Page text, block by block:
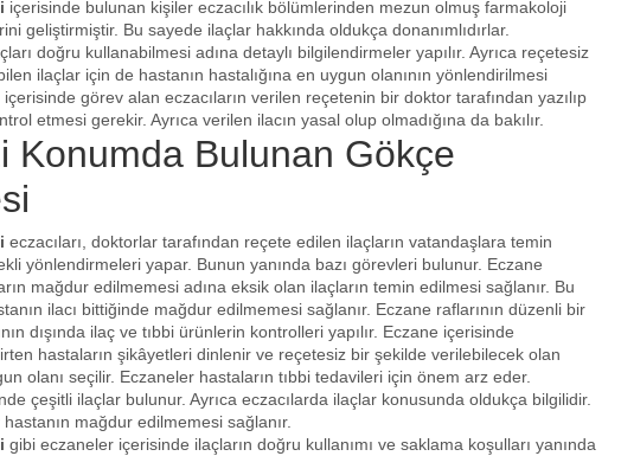
içerisinde bulunan kişiler eczacılık bölümlerinden mezun olmuş farmakoloji
geliştirmiştir. Bu sayede ilaçlar hakkında oldukça donanımlıdırlar.
doğru kullanabilmesi adına detaylı bilgilendirmeler yapılır. Ayrıca reçetesiz
ilaçlar için de hastanın hastalığına en uygun olanının yönlendirilmesi
görev alan eczacıların verilen reçetenin bir doktor tarafından yazılıp
etmesi gerekir. Ayrıca verilen ilacın yasal olup olmadığına da bakılır.
Konumda Bulunan Gökçe
eczacıları, doktorlar tarafından reçete edilen ilaçların vatandaşlara temin
yönlendirmeleri yapar. Bunun yanında bazı görevleri bulunur. Eczane
mağdur edilmemesi adına eksik olan ilaçların temin edilmesi sağlanır. Bu
ilacı bittiğinde mağdur edilmemesi sağlanır. Eczane raflarının düzenli bir
dışında ilaç ve tıbbi ürünlerin kontrolleri yapılır. Eczane içerisinde
hastaların şikâyetleri dinlenir ve reçetesiz bir şekilde verilebilecek olan
olanı seçilir. Eczaneler hastaların tıbbi tedavileri için önem arz eder.
çeşitli ilaçlar bulunur. Ayrıca eczacılarda ilaçlar konusunda oldukça bilgilidir.
mağdur edilmemesi sağlanır.
gibi eczaneler içerisinde ilaçların doğru kullanımı ve saklama koşulları yanında